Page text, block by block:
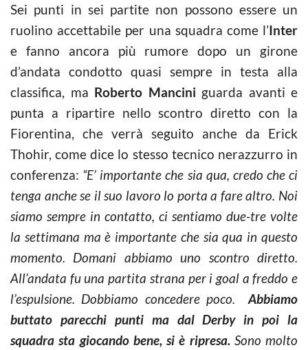
Sei punti in sei partite non possono essere un
ruolino accettabile per una squadra come l’Inter
e fanno ancora più rumore dopo un girone
d’andata condotto quasi sempre in testa alla
classifica, ma Roberto Mancini guarda avanti e
punta a ripartire nello scontro diretto con la
Fiorentina, che verrà seguito anche da Erick
Thohir, come dice lo stesso tecnico nerazzurro in
conferenza: “E’ importante che sia qua, credo che ci
tenga anche se il suo lavoro lo porta a fare altro. Noi
siamo sempre in contatto, ci sentiamo due-tre volte
la settimana ma è importante che sia qua in questo
momento. Domani abbiamo uno scontro diretto.
All’andata fu una partita strana per i goal a freddo e
l’espulsione. Dobbiamo concedere poco. Abbiamo
buttato parecchi punti ma dal Derby in poi la
squadra sta giocando bene, si è ripresa.Sono molto